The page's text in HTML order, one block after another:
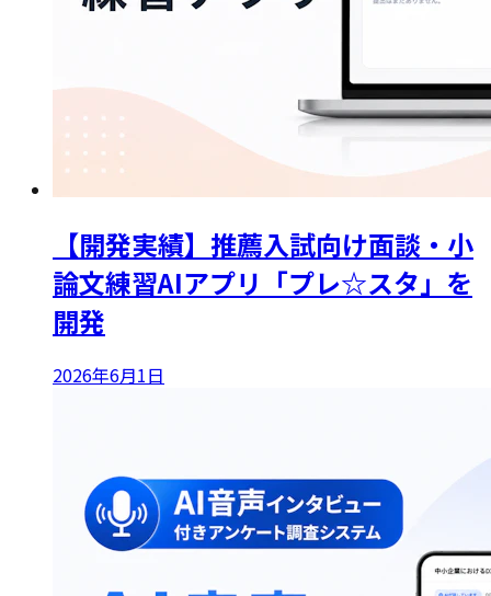
【開発実績】推薦入試向け面談・小
論文練習AIアプリ「プレ☆スタ」を
開発
2026年6月1日